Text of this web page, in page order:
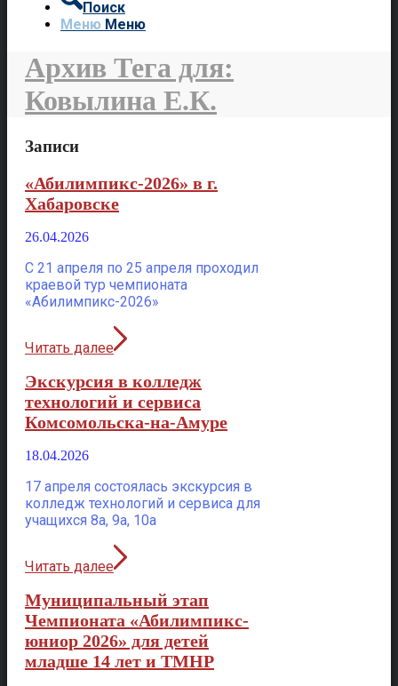
Поиск
Меню Меню
Архив Тега для:
Ковылина Е.К.
Записи
«Абилимпикс-2026» в г.
Хабаровске
26.04.2026
С 21 апреля по 25 апреля проходил
краевой тур чемпионата
«Абилимпикс-2026»
Читать далее
Экскурсия в колледж
технологий и сервиса
Комсомольска-на-Амуре
18.04.2026
17 апреля состоялась экскурсия в
колледж технологий и сервиса для
учащихся 8а, 9а, 10а
Читать далее
Муниципальный этап
Чемпионата «Абилимпикс-
юниор 2026» для детей
младше 14 лет и ТМНР